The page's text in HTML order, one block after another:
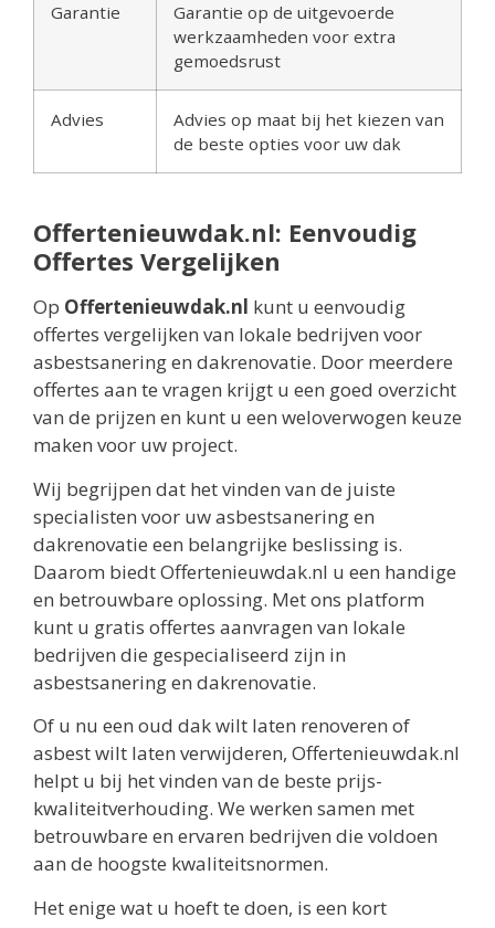
Garantie
Garantie op de uitgevoerde
werkzaamheden voor extra
gemoedsrust
Advies
Advies op maat bij het kiezen van
de beste opties voor uw dak
Offertenieuwdak.nl: Eenvoudig
Offertes Vergelijken
Op Offertenieuwdak.nl kunt u eenvoudig
offertes vergelijken van lokale bedrijven voor
asbestsanering en dakrenovatie. Door meerdere
offertes aan te vragen krijgt u een goed overzicht
van de prijzen en kunt u een weloverwogen keuze
maken voor uw project.
Wij begrijpen dat het vinden van de juiste
specialisten voor uw asbestsanering en
dakrenovatie een belangrijke beslissing is.
Daarom biedt Offertenieuwdak.nl u een handige
en betrouwbare oplossing. Met ons platform
kunt u gratis offertes aanvragen van lokale
bedrijven die gespecialiseerd zijn in
asbestsanering en dakrenovatie.
Of u nu een oud dak wilt laten renoveren of
asbest wilt laten verwijderen, Offertenieuwdak.nl
helpt u bij het vinden van de beste prijs-
kwaliteitverhouding. We werken samen met
betrouwbare en ervaren bedrijven die voldoen
aan de hoogste kwaliteitsnormen.
Het enige wat u hoeft te doen, is een kort